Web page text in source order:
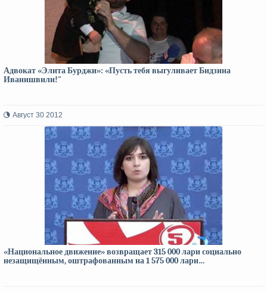
Адвокат «Элита Бурджи»: «Пусть тебя выгуливает Бидзина
Иванишвили!"
Август 30 2012
«Национальное движение» возвращает 315 000 лари социально
незащищённым, оштрафованным на 1 575 000 лари…